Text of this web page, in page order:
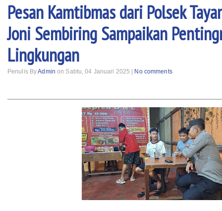
Pesan Kamtibmas dari Polsek
Joni Sembiring Sampaikan
Lingkungan
Penulis ByAdmin on Sabtu, 04 Januari 2025 | No comments